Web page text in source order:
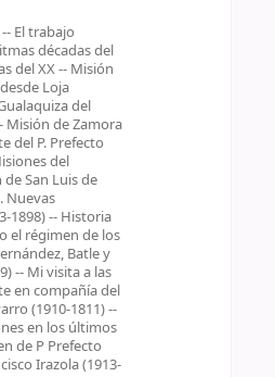
El trabajo
décadas del
del XX -- Misión
Loja
del
Misión de Zamora
del P. Prefecto
del
San Luis de
Nuevas
1898) -- Historia
el régimen de los
Batle y
-- Mi visita a las
en compañía del
(1910-1811) --
en los últimos
de P Prefecto
Irazola (1913-